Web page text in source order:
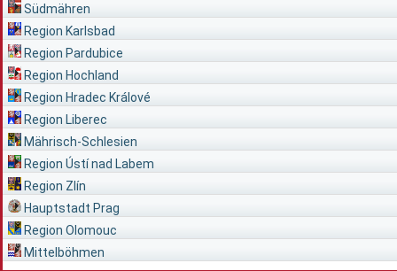
Südmähren
Region Karlsbad
Region Pardubice
Region Hochland
Region Hradec Králové
Region Liberec
Mährisch-Schlesien
Region Ústí nad Labem
Region Zlín
Hauptstadt Prag
Region Olomouc
Mittelböhmen